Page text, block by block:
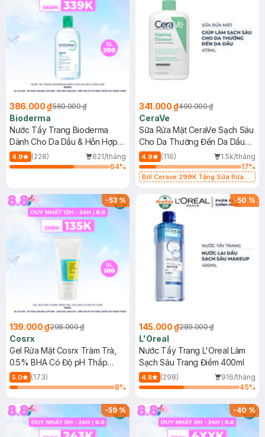
386.000 ₫560.000 ₫
Bioderma
Nước Tẩy Trang Bioderma
Dành Cho Da Dầu & Hỗn Hợp
500ml
4.9 (228)
621/tháng
64%
341.000 ₫490.000 ₫
CeraVe
Sữa Rửa Mặt CeraVe Sạch Sâu
Cho Da Thường Đến Da Dầu
473ml
4.9 (116)
1.5k/tháng
17%
Bill Cerave 299K Tặng Sữa Rửa
-53%
139.000 ₫298.000 ₫
Cosrx
Gel Rửa Mặt Cosrx Tràm Trà,
0.5% BHA Có Độ pH Thấp
150ml
5.0
(173)
8%
-50 %
145.000 ₫289.000 ₫
L'Oreal
Nước Tẩy Trang L'Oreal Làm
Sạch Sâu Trang Điểm 400ml
4.8 (298)
916/tháng
45%
-59% -40%